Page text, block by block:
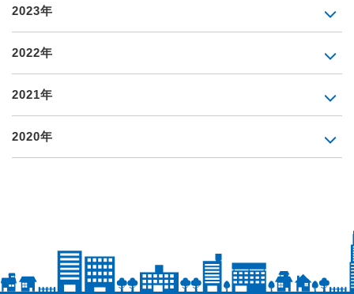
2023年
2022年
2021年
2020年